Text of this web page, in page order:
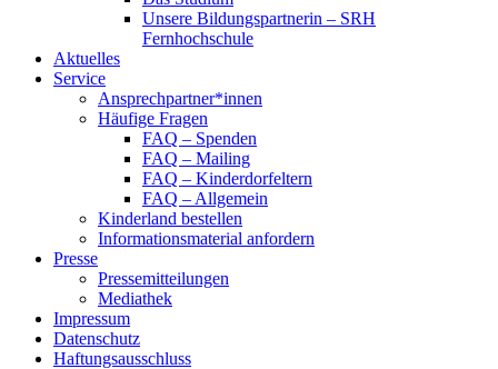
Unsere Bildungspartnerin – SRH
Fernhochschule
Aktuelles
Service
Ansprechpartner*innen
Häufige Fragen
FAQ – Spenden
FAQ – Mailing
FAQ – Kinderdorfeltern
FAQ – Allgemein
Kinderland bestellen
Informationsmaterial anfordern
Presse
Pressemitteilungen
Mediathek
Impressum
Datenschutz
Haftungsausschluss